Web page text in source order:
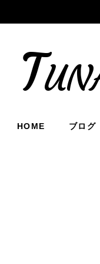
HOME ブログ